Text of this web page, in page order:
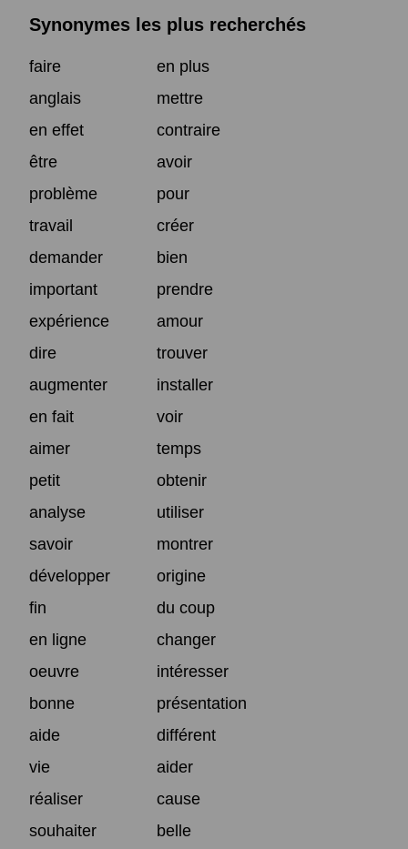
Synonymes les plus recherchés
faire
en plus
anglais
mettre
en effet
contraire
être
avoir
problème
pour
travail
créer
demander
bien
important
prendre
expérience
amour
dire
trouver
augmenter
installer
en fait
voir
aimer
temps
petit
obtenir
analyse
utiliser
savoir
montrer
développer
origine
fin
du coup
en ligne
changer
oeuvre
intéresser
bonne
présentation
aide
différent
vie
aider
réaliser
cause
souhaiter
belle